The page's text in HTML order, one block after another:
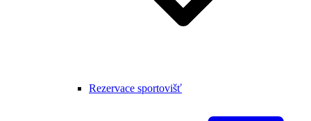
Rezervace sportovišť